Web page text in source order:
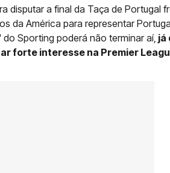
disputar a final da Taça de Portugal
da América para representar
Sporting poderá não terminar aí, já
forte interesse na Premier